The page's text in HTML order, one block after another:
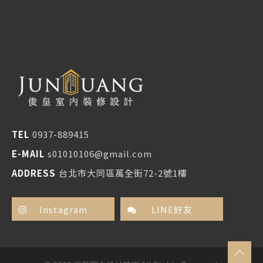
TEL 0937-889415
E-MAIL s01010106@gmail.com
ADDRESS 台北市大同區萬全街72-2號1樓
Instagram LINE好友